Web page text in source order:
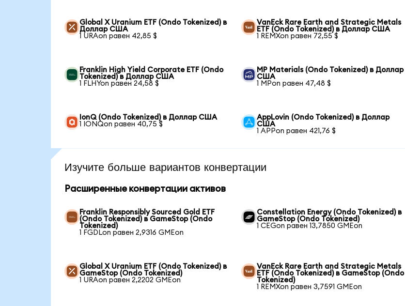
Global X Uranium ETF (Ondo Tokenized) в
Доллар США
1 URAon равен 42,85 $
VanEck Rare Earth and Strategic Metals
ETF (Ondo Tokenized) в Доллар США
1 REMXon равен 72,55 $
Franklin High Yield Corporate ETF (Ondo
Tokenized) в Доллар США
1 FLHYon равен 24,58 $
MP Materials (Ondo Tokenized) в Доллар
США
1 MPon равен 47,48 $
IonQ (Ondo Tokenized) в Доллар США
1 IONQon равен 40,75 $
AppLovin (Ondo Tokenized) в Доллар
США
1 APPon равен 421,76 $
Изучите больше вариантов конвертации
Расширенные конвертации активов
Franklin Responsibly Sourced Gold ETF
(Ondo Tokenized) в GameStop (Ondo
Tokenized)
1 FGDLon равен 2,9316 GMEon
Constellation Energy (Ondo Tokenized) в
GameStop (Ondo Tokenized)
1 CEGon равен 13,7850 GMEon
Global X Uranium ETF (Ondo Tokenized) в
GameStop (Ondo Tokenized)
1 URAon равен 2,2202 GMEon
VanEck Rare Earth and Strategic Metals
ETF (Ondo Tokenized) в GameStop (Ondo
Tokenized)
1 REMXon равен 3,7591 GMEon